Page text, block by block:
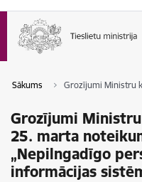
Sākums Grozījumi Ministru
Grozījumi
25. marta
„Nepilngadīgo
informācijas